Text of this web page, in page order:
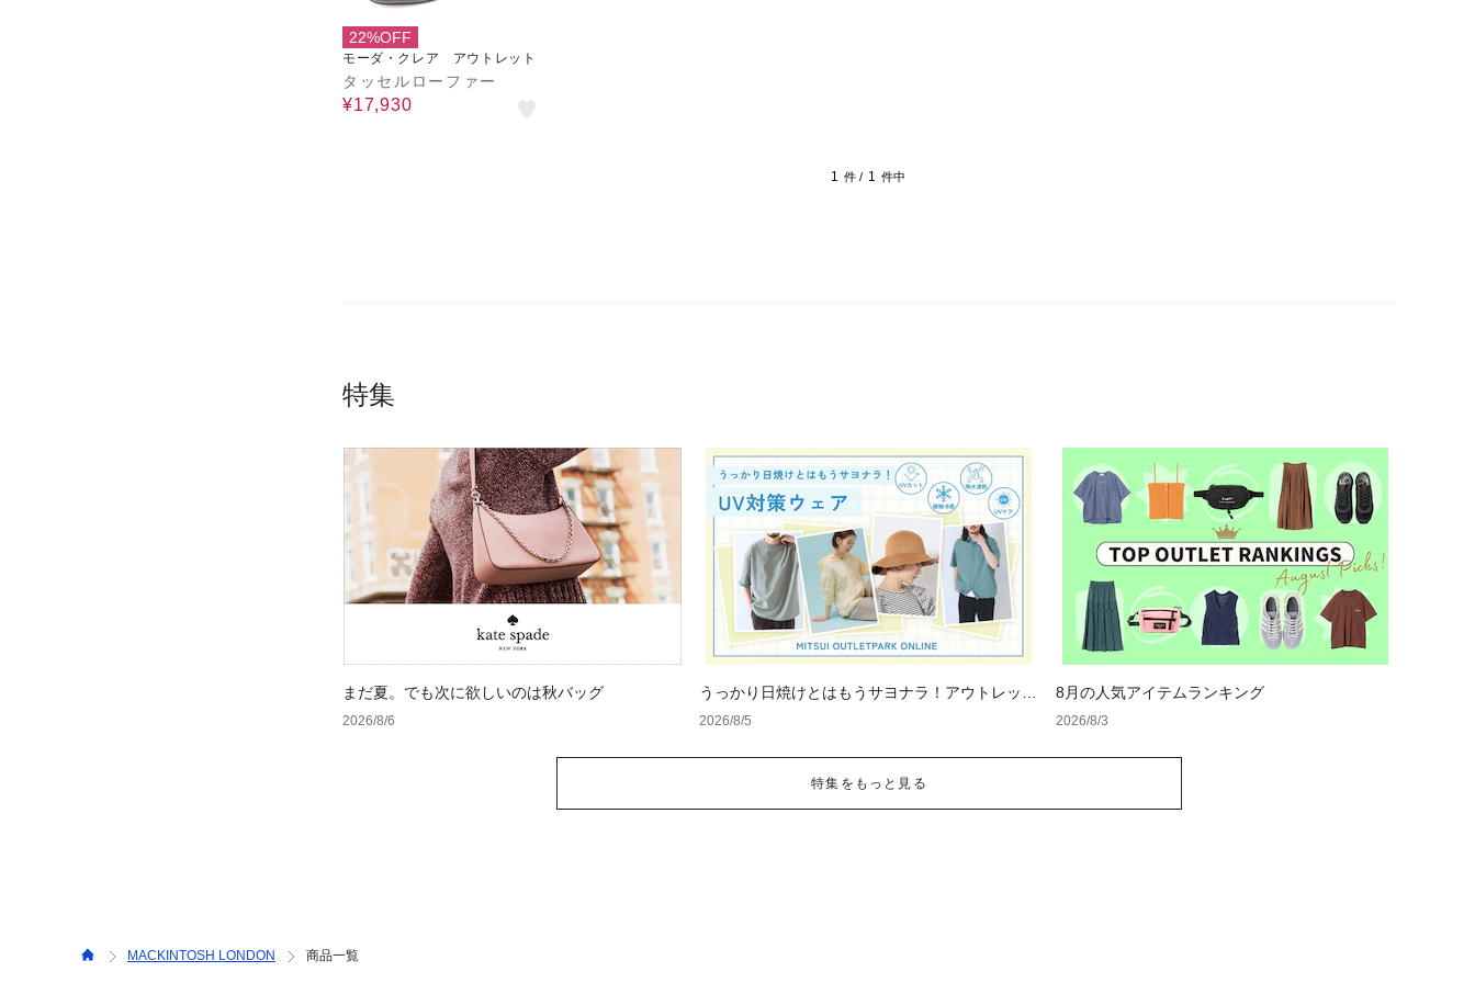
22%OFF
モーダ・クレア アウトレット
タッセルローファー
¥17,930
1 件 / 1 件中
特集
まだ夏。でも次に欲しいのは秋バッグ
2026/8/6
うっかり日焼けとはもうサヨナラ！アウトレット
で見つけるUV対策ウェア
2026/8/5
8月の人気アイテムランキング
2026/8/3
特集をもっと見る
MACKINTOSH LONDON 商品一覧